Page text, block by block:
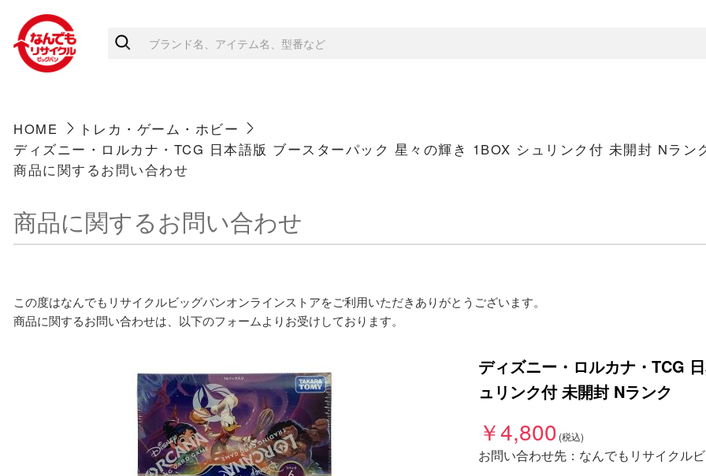
HOME
トレカ・ゲーム・ホビー
ディズニー・ロルカナ・TCG 日本語版 ブースターパック 星々の輝き 1BOX シュリンク付 未開封 Nラン
商品に関するお問い合わせ
商品に関するお問い合わせ
この度はなんでもリサイクルビッグバンオンラインストアをご利用いただきありがとうございます。
商品に関するお問い合わせは、以下のフォームよりお受けしております。
ディズニー・ロルカナ・TCG
ュリンク付 未開封 Nランク
￥4,800
お問い合わせ先：なんでもリサイクル